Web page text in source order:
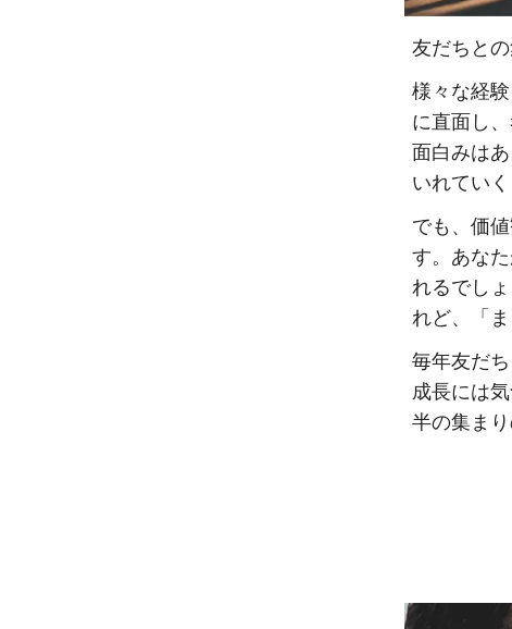
友だちと
様々な経
に直面し
面白みは
いれていく
でも、価
す。あな
れるでし
れど、「
毎年友だ
成長には
半の集ま